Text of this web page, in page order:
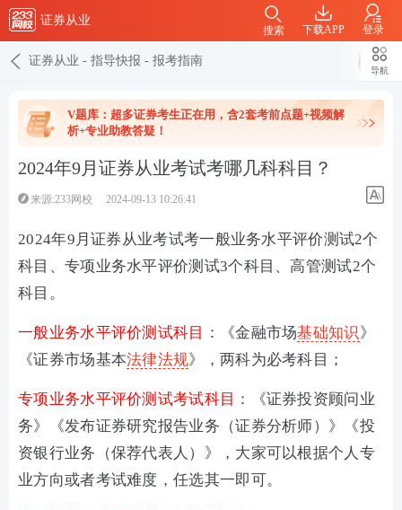
证券从业
下载APP 登录
搜索
证券从业 - 指导快报 - 报考指南
导航
V题库：超多证券考生正在用，含2套考前点题+视频解
析+专业助教答疑！
2024年9月证券从业考试考哪几科科目？
来源:233网校 2024-09-13 10:26:41
2024年9月证券从业考试考一般业务水平评价测试2个
科目、专项业务水平评价测试3个科目、高管测试2个
科目。
一般业务水平评价测试科目 ：《金融市场基础知识》
《证券市场基本法律法规》，两科为必考科目；
专项业务水平评价测试考试科目 ：《证券投资顾问业
务》
《发布证券研究报告业务 （证券分析师） 》《投
资银行业务 （保荐代表人） 》
，大家可以根据个人专
业方向或者考试难度，任选其一即可。